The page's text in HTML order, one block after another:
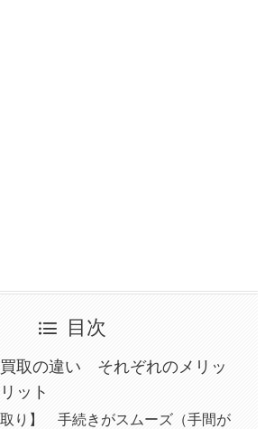
目次
取の違い それぞれのメリッ
ット
取り】 手続きがスムーズ（手間が